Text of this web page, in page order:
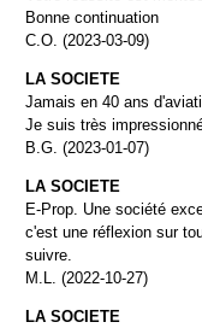
Bonne continuation
C.O. (2023-03-09)
LA SOCIETE
Jamais en 40 ans
Je suis très
B.G. (2023-01-07)
LA SOCIETE
E-Prop. Une société
c'est une réflexion sur
suivre.
M.L. (2022-10-27)
LA SOCIETE